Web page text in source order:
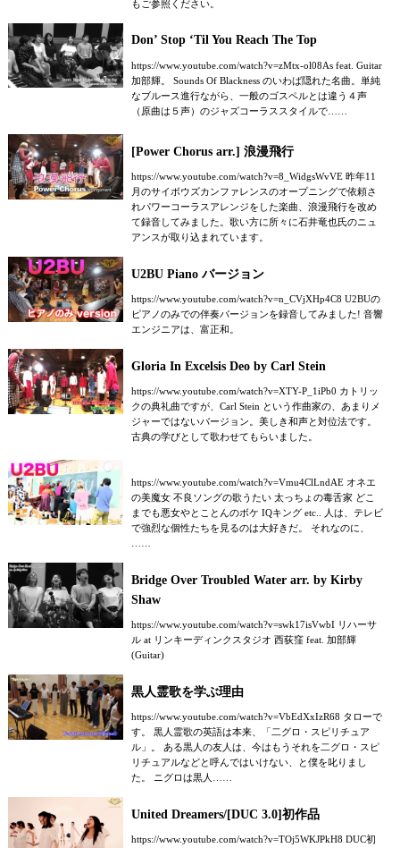
もご参照ください。
Don’ Stop ‘Til You Reach The Top
https://www.youtube.com/watch?v=zMtx-ol08As feat. Guitar
加部輝。 Sounds Of Blackness のいわば隠れた名曲。単純
なブルース進行ながら、一般のゴスペルとは違う４声
（原曲は５声）のジャズコーラススタイルで……
[Power Chorus arr.] 浪漫飛行
https://www.youtube.com/watch?v=8_WidgsWvVE 昨年11
月のサイボウズカンファレンスのオープニングで依頼さ
れパワーコーラスアレンジをした楽曲、浪漫飛行を改め
て録音してみました。歌い方に所々に石井竜也氏のニュ
アンスが取り込まれています。
U2BU Piano バージョン
https://www.youtube.com/watch?v=n_CVjXHp4C8 U2BUの
ピアノのみでの伴奏バージョンを録音してみました! 音響
エンジニアは、富正和。
Gloria In Excelsis Deo by Carl Stein
https://www.youtube.com/watch?v=XTY-P_1iPb0 カトリッ
クの典礼曲ですが、Carl Stein という作曲家の、あまりメ
ジャーではないバージョン。美しき和声と対位法です。
古典の学びとして歌わせてもらいました。
https://www.youtube.com/watch?v=Vmu4ClLndAE オネエ
の美魔女 不良ソングの歌うたい 太っちょの毒舌家 どこ
までも悪女やとことんのボケ IQキング etc.. 人は、テレビ
で強烈な個性たちを見るのは大好きだ。 それなのに、
Bridge Over Troubled Water arr. by Kirby
Shaw
https://www.youtube.com/watch?v=swk17isVwbI リハーサ
ル at リンキーディンクスタジオ 西荻窪 feat. 加部輝
(Guitar)
黒人霊歌を学ぶ理由
https://www.youtube.com/watch?v=VbEdXxIzR68 タローで
す。 黒人霊歌の英語は本来、「二グロ・スピリチュア
ル」。 ある黒人の友人は、今はもうそれを二グロ・スピ
リチュアルなどと呼んではいけない、と僕を叱りまし
た。 ニグロは黒人……
United Dreamers/[DUC 3.0]初作品
https://www.youtube.com/watch?v=TOj5WKJPkH8 DUC初